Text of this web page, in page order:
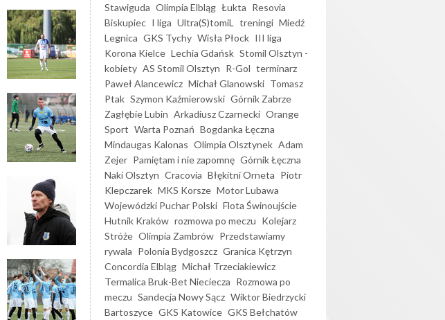
Stawiguda Olimpia Elbląg Łukta Resovia
Biskupiec I liga Ultra(S)tomiL treningi Miedź
Legnica GKS Tychy Wisła Płock III liga
Korona Kielce Lechia Gdańsk Stomil Olsztyn -
kobiety AS Stomil Olsztyn R-Gol terminarz
Paweł Alancewicz Michał Glanowski Tomasz
Ptak Szymon Kaźmierowski Górnik Zabrze
Zagłębie Lubin Arkadiusz Czarnecki Orange
Sport Warta Poznań Bogdanka Łęczna
Mindaugas Kalonas Olimpia Olsztynek Adam
Zejer Pamiętam i nie zapomnę Górnik Łęczna
Naki Olsztyn Cracovia Błękitni Orneta Piotr
Klepczarek MKS Korsze Motor Lubawa
Wojewódzki Puchar Polski Flota Świnoujście
Hutnik Kraków rozmowa po meczu Kolejarz
Stróże Olimpia Zambrów Przedstawiamy
rywala Polonia Bydgoszcz Granica Kętrzyn
Concordia Elbląg Michał Trzeciakiewicz
Termalica Bruk-Bet Nieciecza Rozmowa po
meczu Sandecja Nowy Sącz Wiktor Biedrzycki
Bartoszyce GKS Katowice GKS Bełchatów